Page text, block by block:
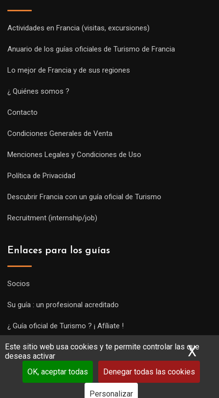
Este sitio web usa cookies y te permite controlar las que
deseas activar
OK, aceptar todas
Denegar todas las cookies
Personalizar
X
Actividades en Francia (visitas, excursiones)
Anuario de los guías oficiales de Turismo de Francia
Lo mejor de Francia y de sus regiones
¿ Quiénes somos ?
Contacto
Condiciones Generales de Venta
Menciones Legales y Condiciones de Uso
Política de Privacidad
Descubrir Francia con un guía oficial de Turismo
Recruitment (internship/job)
Enlaces para los guías
Socios
Su guía : un profesional acreditado
¿ Guía oficial de Turismo ? ¡ Afíliate !
Subir una visita y empezar a trabajar !